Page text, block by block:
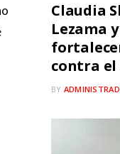
Claudia
Lezama
contra el
BY